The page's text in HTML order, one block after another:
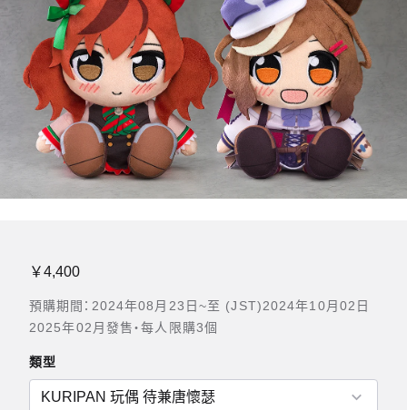
￥4,400
預購期間：2024年08月23日~至 (JST)2024年10月02日
2025年02月發售・每人限購3個
類型